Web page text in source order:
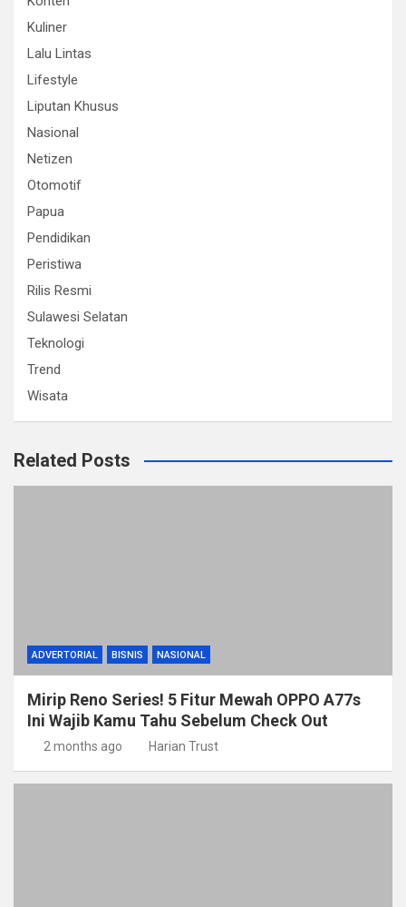
Kuliner
Lalu Lintas
Lifestyle
Liputan Khusus
Nasional
Netizen
Otomotif
Papua
Pendidikan
Peristiwa
Rilis Resmi
Sulawesi Selatan
Teknologi
Trend
Wisata
Related Posts
ADVERTORIAL BISNIS NASIONAL
Mirip Reno Series! 5 Fitur Mewah OPPO A77s
Ini Wajib Kamu Tahu Sebelum Check Out
2 months ago Harian Trust